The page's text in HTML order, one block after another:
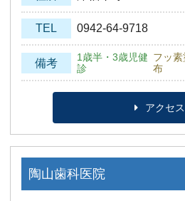
TEL 0942-64-9718
備考
1歳半・3歳児健
診
フッ素
布
アクセス
陶山歯科医院